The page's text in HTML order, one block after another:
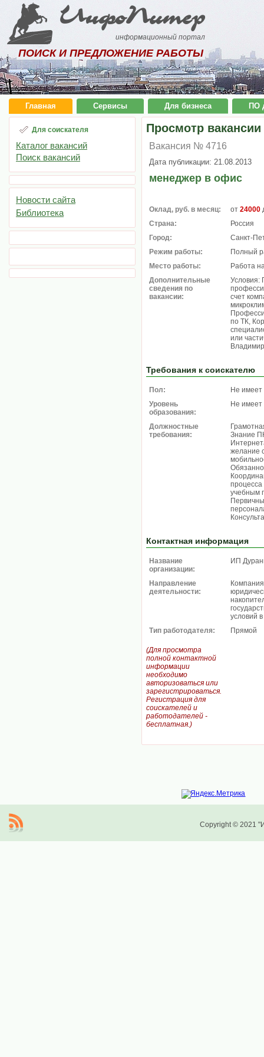
ИнфоПитер
информационный портал
ПОИСК И ПРЕДЛОЖЕНИЕ РАБОТЫ
Главная Сервисы Для бизнеса ПО
Для соискателя
Каталог вакансий
Поиск вакансий
Новости сайта
Библиотека
Просмотр вакансии
Вакансия № 4716
Дата публикации: 21.08.2013
менеджер в офис
Оклад, руб. в месяц: от 24000
Страна:
Россия
Город:
Санкт-
Режим работы:
Полный
Место работы:
Работа
Дополнительные
сведения по
вакансии:
Условия:
счет
по ТК,
или
Требования к соискателю
Пол:
Не имеет
Уровень
образования:
Не имеет
Должностные
требования:
Знание
желание
процесса
учебным
Контактная информация
Название
организации:
ИП
Направление
деятельности:
условий
Тип работодателя:
Прямой
(Для просмотра
полной контактной
информации
необходимо
авторизоваться или
зарегистрироваться.
Регистрация для
соискателей и
работодателей -
бесплатная.)
Copyright © 2021